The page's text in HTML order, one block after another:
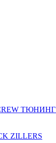
ТЮНИНГ
ZILLERS